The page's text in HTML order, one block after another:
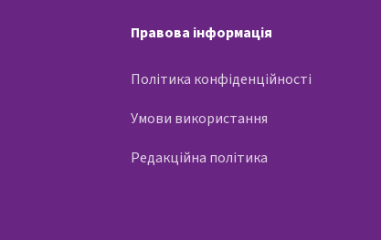
Правова інформація
Політика конфіденційності
Умови використання
Редакційна політика